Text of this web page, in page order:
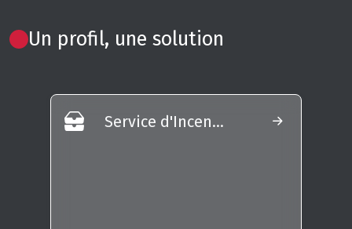
Un profil, une solution
Service d'Incendie et de Secours